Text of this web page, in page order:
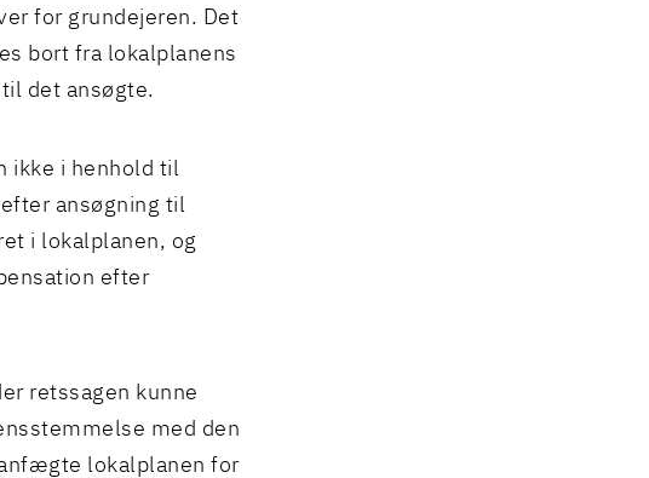
for grundejeren. Det
bort fra lokalplanens
det ansøgte.
ikke i henhold til
ansøgning til
i lokalplanen, og
efter
retssagen kunne
med den
lokalplanen for